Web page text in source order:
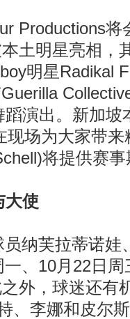
将
土明星亮相，
明星Radikal
演出。新加坡
现场为大家带
将提供赛
大使
纳芙拉蒂诺娃
、10月22日
外，球迷还有
、李娜和皮尔